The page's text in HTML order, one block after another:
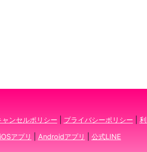
ャンセルポリシー プライバシーポリシー
iOSアプリ Androidアプリ 公式LINE